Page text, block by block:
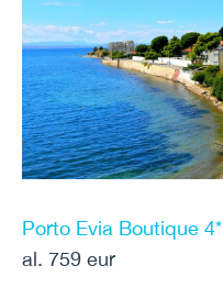
Porto Evia Boutique 4*
al. 759 eur